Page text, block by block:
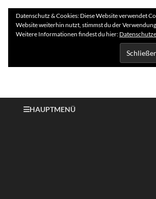
Hundelogie
HAUPTMENÜ
Datenschutz & Cookies: Diese Website verwendet
Website weiterhin nutzt, stimmst du der
Weitere Informationen findest du hier: